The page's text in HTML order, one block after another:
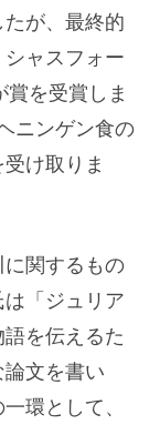
が、最終的
ャスフォー
を受賞しま
ニンゲン食の
け取りま
関するもの
「ジュリア
を伝えるた
文を書い
環として、